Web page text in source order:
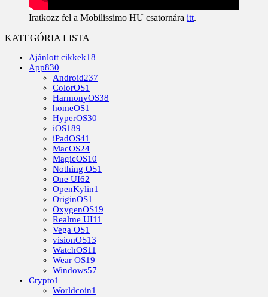
Iratkozz fel a Mobilissimo HU csatornára itt.
KATEGÓRIA LISTA
Ajánlott cikkek18
App830
Android237
ColorOS1
HarmonyOS38
homeOS1
HyperOS30
iOS189
iPadOS41
MacOS24
MagicOS10
Nothing OS1
One UI62
OpenKylin1
OriginOS1
OxygenOS19
Realme UI11
Vega OS1
visionOS13
WatchOS11
Wear OS19
Windows57
Crypto1
Worldcoin1